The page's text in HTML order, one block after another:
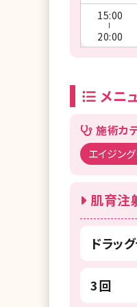
15:00
20:00
メニ
施術カ
エイジン
肌育注
ドラッ
3回